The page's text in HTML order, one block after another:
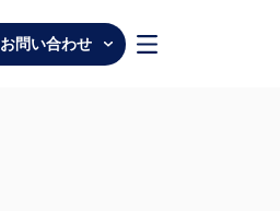
お問い合わせ